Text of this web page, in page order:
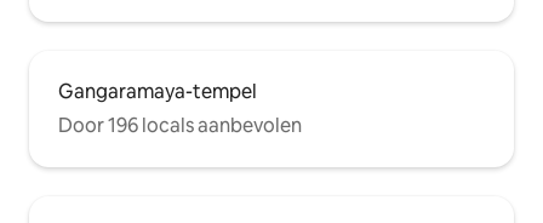
Gangaramaya-tempel
Door 196 locals aanbevolen